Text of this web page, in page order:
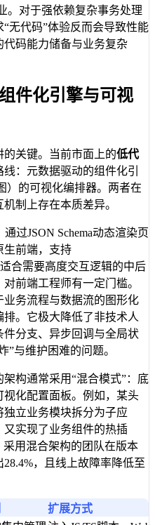
。对于强依赖复杂事务处理
无代码”体验反而会导致性能
码能力储备与业务复杂
件化引擎与可视
关键。当前市面上的低代
：元数据驱动的组件化引
）的可视化编排器。两者在
制上存在本质差异。
过JSON Schema动态渲染页
生前端，支持
适合需要高度交互逻辑的中后
前端工程师有一定门槛。
务流程与数据流的图形化
。它极大降低了非技术人
分支、异步回调与全局状
”与维护困难的问题。
构通常采用“混合模式”：底
化配置面板。例如，某头
立业务模块拆分为子应
实现了业务组件的热插
用混合架构的团队在版本
，且线上故障率降低至
扩展方式